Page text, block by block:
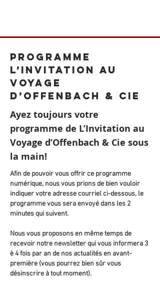
Programme
L’Invitation au
Voyage
d’Offenbach & Cie
Ayez toujours votre
programme de L’Invitation au
Voyage d’Offenbach & Cie sous
la main!
Afin de pouvoir vous offrir ce programme
numérique, nous vous prions de bien vouloir
indiquer votre adresse courriel ci-dessous, le
programme vous sera envoyé dans les 2
minutes qui suivent.
Nous vous proposons en même temps de
recevoir notre newsletter qui vous informera 3
è 4 fois par an de nos actualités en avant-
première (vous pourrez bien sûr vous
désinscrire à tout moment).